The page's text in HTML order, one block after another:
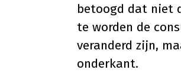
betoogd dat niet
te worden de
veranderd zijn,
onderkant.